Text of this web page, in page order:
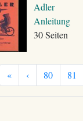
Adler
Anleitung
30 Seiten
« ‹ 80 81